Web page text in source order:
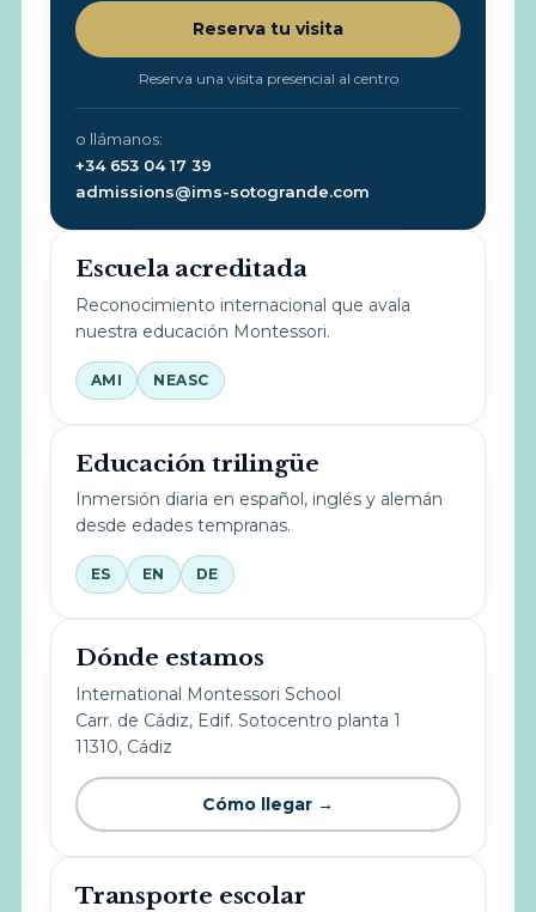
Reserva tu visita
Reserva una visita presencial al centro
o llámanos:
+34 653 04 17 39
admissions@ims-sotogrande.com
Escuela acreditada
Reconocimiento internacional que avala
nuestra educación Montessori.
AMI NEASC
Educación trilingüe
Inmersión diaria en español, inglés y alemán
desde edades tempranas.
ES EN DE
Dónde estamos
International Montessori School
Carr. de Cádiz, Edif. Sotocentro planta 1
11310, Cádiz
Cómo llegar →
Transporte escolar